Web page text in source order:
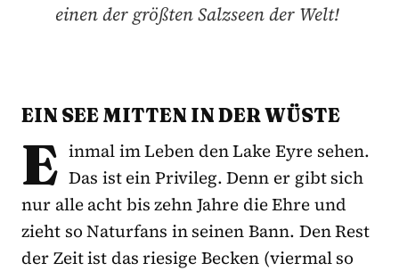
einen der größten Salzseen der Welt!
EIN SEE MITTEN IN DER WÜSTE
E inmal im Leben den Lake Eyre sehen.
Das ist ein Privileg. Denn er gibt sich
nur alle acht bis zehn Jahre die Ehre und
zieht so Naturfans in seinen Bann. Den Rest
der Zeit ist das riesige Becken (viermal so